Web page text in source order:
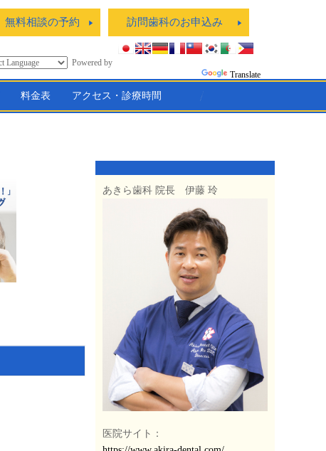
無料相談の予約 訪問歯科のお申込み
Powered by
Translate
料金表 アクセス・診療時間
あきら歯科 院長 伊藤 玲
医院サイト：